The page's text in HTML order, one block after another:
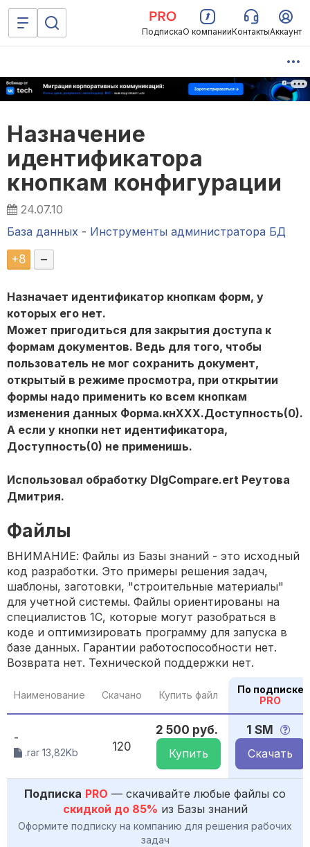
ПодпискаО компанииКонтактыАккаунт
Назначение
идентификатора
кнопкам конфигурации
24.07.10
База данных - Инструменты администратора БД
+8 –
Назначает идентификатор кнопкам форм, у
которых его нет.
Может пригодиться для закрытия доступа к
формам документов. Ведь для того, чтобы
пользователь не мог сохранить документ,
открытый в режиме просмотра, при открытии
формы надо применить ко всем кнопкам
изменения данных Форма.кнХХХ.Доступность(0).
А если у кнопки нет идентификатора,
Доступность(0) не применишь.
Использовал обработку DlgCompare.ert Реутова
Дмитрия.
Файлы
ВНИМАНИЕ: Файлы из Базы знаний - это исходный
код разработки. Это примеры решения задач,
шаблоны, заготовки, "строительные материалы"
для учетной системы. Файлы ориентированы на
специалистов 1С, которые могут разобраться в
коде и оптимизировать программу для запуска в
базе данных. Гарантии работоспособности нет.
Возврата нет. Технической поддержки нет.
Наименование Скачано Купить файл
По подписке
PRO
-
.rar 13,82Kb 120
2 500 руб.
Купить
1 SM
Скачать
Подписка PRO — скачивайте любые файлы со
скидкой до 85% из Базы знаний
Оформите подписку на компанию для решения рабочих
задач